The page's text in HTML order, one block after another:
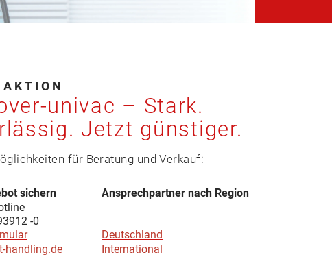
univac – Stark.
Jetzt günstiger.
für Beratung und Verkauf:
sichern
Ansprechpartner nach Region
-0
Deutschland
handling.de
International